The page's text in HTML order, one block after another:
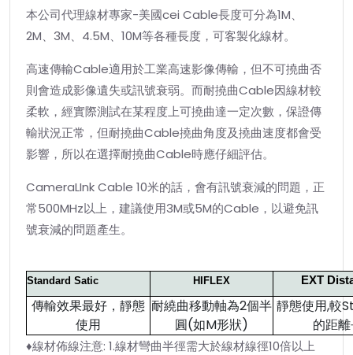
本公司代理線材專家-美國cei Cable長度可分為1M、
2M、3M、4.5M、10M等各種長度，可客製化線材。
高速傳輸Cable適用於工業高速影像傳輸，但不可撓曲否
則會造成影像遺失或訊號衰弱。而耐撓曲Cable因線材較
柔軟，經實際測試在某程度上可撓曲達一定次數，保證傳
輸狀況正常，但耐撓曲Cable撓曲角度及撓曲速度都會受
影響，所以在選擇耐撓曲Cable時應仔細評估。
CameraLInk Cable 10米的話，會有訊號衰減的問題，正
常500MHz以上，建議使用3M或5M的Cable，以避免訊
號衰減的問題產生。
Standard Satic HIFLEX EXT
傳輸效果最好， 靜態
使用
耐繞曲移動軸為2個半
圓(如M形狀)
靜態使用,較
的距
♦線材佈線注意: 1.線材彎曲半徑需大於線材線徑10倍以上